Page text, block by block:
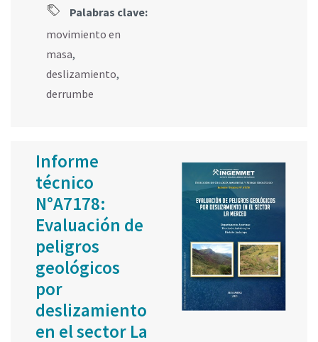
Palabras clave:
movimiento en
masa,
deslizamiento,
derrumbe
Informe
técnico
N°A7178:
Evaluación de
peligros
geológicos
por
deslizamiento
en el sector La